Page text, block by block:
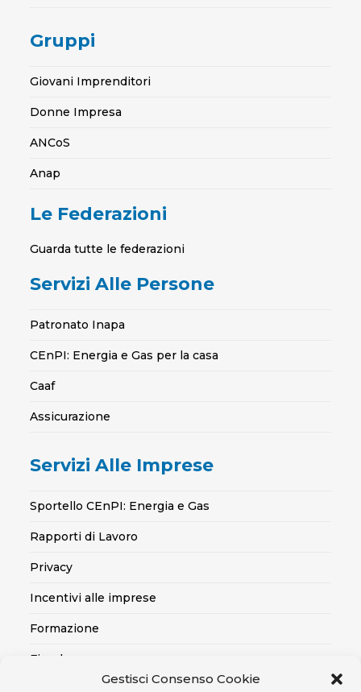
Gestisci Consenso Cookie
Gruppi
Giovani Imprenditori
Donne Impresa
ANCoS
Anap
Le Federazioni
Guarda tutte le federazioni
Servizi Alle Persone
Patronato Inapa
CEnPI: Energia e Gas per la casa
Caaf
Assicurazione
Servizi Alle Imprese
Sportello CEnPI: Energia e Gas
Rapporti di Lavoro
Privacy
Incentivi alle imprese
Formazione
Fiscale